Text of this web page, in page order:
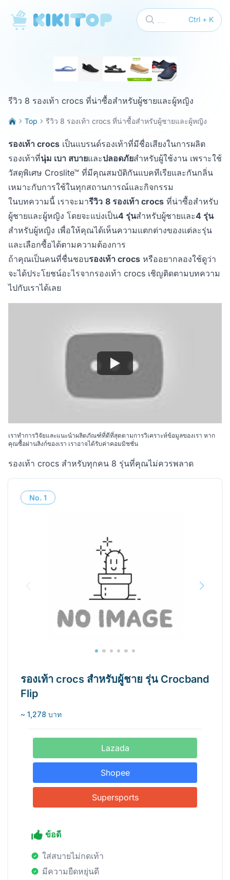
KikiTop Ctrl + K
...
รีวิว 8 รองเท้า crocs ที่น่าซื้อสำหรับผู้ชายและผู้หญิง
Top รีวิว 8 รองเท้า crocs ที่น่าซื้อสำหรับผู้ชายและผู้หญิง
รองเท้า crocs เป็นแบรนด์รองเท้าที่มีชื่อเสียงในการผลิต
รองเท้าที่นุ่ม เบา สบายและปลอดภัยสำหรับผู้ใช้งาน เพราะใช้
วัสดุพิเศษ Croslite™ ที่มีคุณสมบัติกันแบคทีเรียและกันกลิ่น
เหมาะกับการใช้ในทุกสถานการณ์และกิจกรรม
ในบทความนี้ เราจะมารีวิว 8 รองเท้า crocs ที่น่าซื้อสำหรับ
ผู้ชายและผู้หญิง โดยจะแบ่งเป็น4 รุ่นสำหรับผู้ชายและ4 รุ่น
สำหรับผู้หญิง เพื่อให้คุณได้เห็นความแตกต่างของแต่ละรุ่น
และเลือกซื้อได้ตามความต้องการ
ถ้าคุณเป็นคนที่ชื่นชอบรองเท้า crocs หรืออยากลองใช้ดูว่า
จะได้ประโยชน์อะไรจากรองเท้า crocs เชิญติดตามบทความ
ไปกับเราได้เลย
เราทำการวิจัยและแนะนำผลิตภัณฑ์ที่ดีที่สุดตามการวิเคราะห์ข้อมูลของเรา หาก
คุณซื้อผ่านลิงก์ของเรา เราอาจได้รับค่าคอมมิชชั่น
รองเท้า crocs สำหรับทุกคน 8 รุ่นที่คุณไม่ควรพลาด
No. 1
รองเท้า crocs สำหรับผู้ชาย รุ่น Crocband
Flip
~ 1,278 บาท
Lazada
Shopee
Supersports
ข้อดี
ใส่สบายไม่กดเท้า
มีความยืดหยุ่นดี